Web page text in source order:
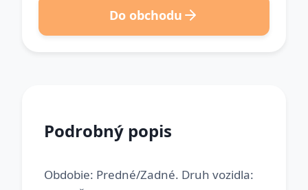
Do obchodu
Podrobný popis
Obdobie: Predné/Zadné. Druh vozidla: